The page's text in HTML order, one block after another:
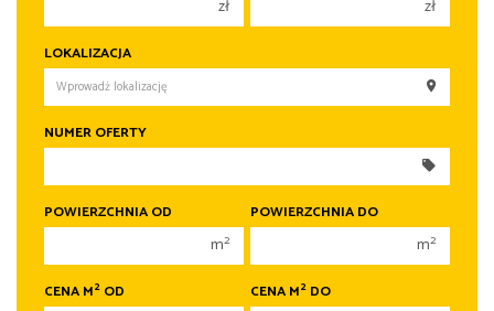
zł
200 000 zł
250 000 zł
300 000 zł
400 000 zł
zł
200 000 zł
250 000 zł
400 000 zł
LOKALIZACJA
NUMER OFERTY
POWIERZCHNIA OD
m2
POWIERZCHNIA DO
m2
CENA M2 OD CENA M2 DO